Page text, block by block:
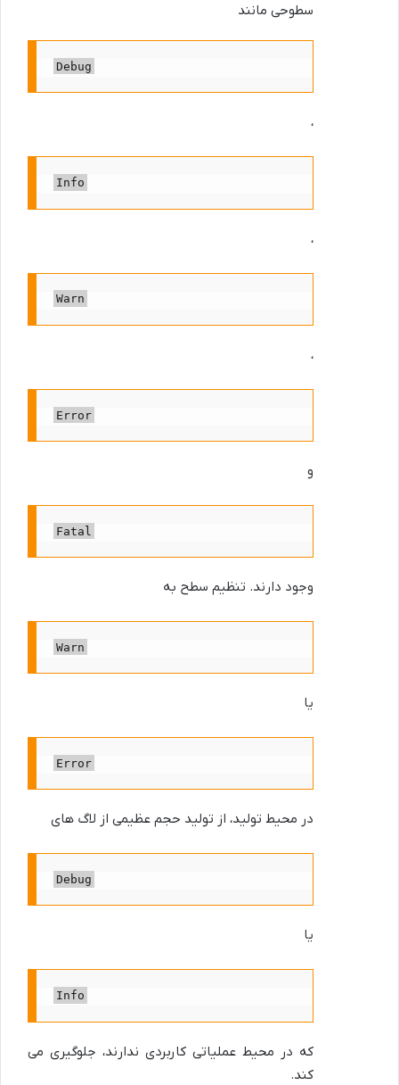
سطوحی مانند
Debug
،
Info
،
Warn
،
Error
و
Fatal
وجود دارند. تنظیم سطح به
Warn
یا
Error
در محیط تولید، از تولید حجم عظیمی از لاگ های
Debug
یا
Info
که در محیط عملیاتی کاربردی ندارند، جلوگیری می
کند.